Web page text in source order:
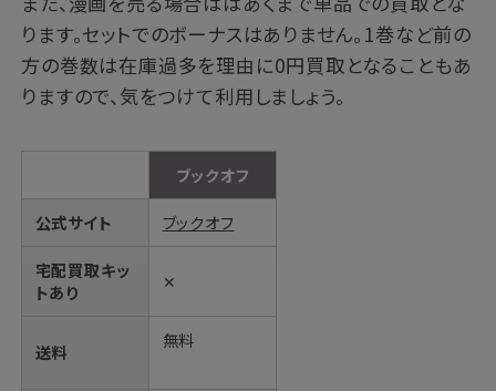
ります。セットでのボーナスはありません。1巻など前の
方の巻数は在庫過多を理由に0円買取となることもあ
りますので、気をつけて利用しましょう。
ブックオフ
公式サイト ブックオフ
宅配買取キッ
トあり
✕
送料
無料